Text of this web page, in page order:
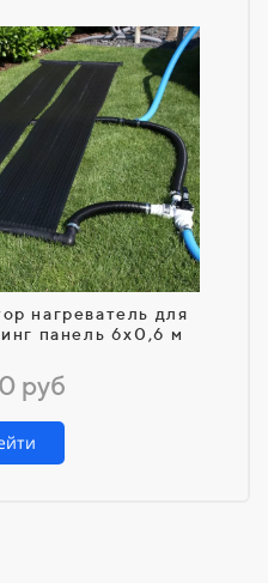
нагреватель для
панель 6х0,6 м
руб